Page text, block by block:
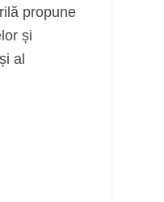
propune
și
al